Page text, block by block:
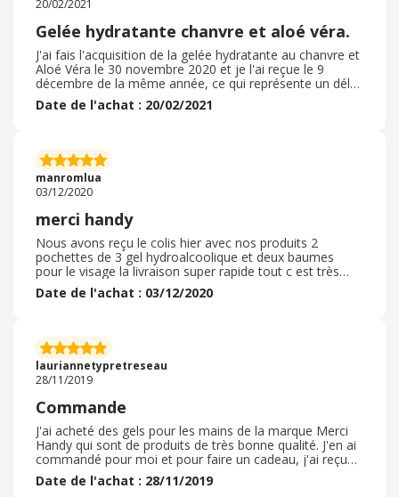
tomber et il reste sur les mains il sont dans une étoiles
et sont a suspendre sur le sapin trop bien se ne seras
pas ma derniere commande et merci handy.
20/02/2021
Gelée hydratante chanvre et aloé véra.
J'ai fais l'acquisition de la gelée hydratante au chanvre et
Aloé Véra le 30 novembre 2020 et je l'ai reçue le 9
décembre de la même année, ce qui représente un délai
raisonnable au vue de la situation actuelle. Tout le
processus c'est fait sans problème avec un bon suivi de
parfaitement a ce qui était décris avec une excellente
qualité au rendez vous. Je l'ai terminée et j'en suis ravi,
elle est légère, fraiche et agréable. Sans effet gras. Je la
recommande et je la rachèterai pour sûr.
Date de l'achat : 20/02/2021
manromlua
03/12/2020
merci handy
Nous avons reçu le colis hier avec nos produits 2
pochettes de 3 gel hydroalcoolique et deux baumes
pour le visage la livraison super rapide tout c est très
bien déroulé , ma fille est tres satisfaite de la quille des
produits et du packaging qu elle trouve super tendance
gels aux enfants hospitalisés L emballage était correct
rien a dire Nous avons trouvé les articles un peu petit
par rapport au visuel photo du site mais rien de bien
grave
Date de l'achat : 03/12/2020
lauriannetypretreseau
28/11/2019
Commande
J'ai acheté des gels pour les mains de la marque Merci
Handy qui sont de produits de très bonne qualité. J'en ai
commandé pour moi et pour faire un cadeau, j'ai reçu
les article dans un excellent état, très bien emballés. Le
processus de commande est très simple, expliquée et
Date de l'achat : 28/11/2019